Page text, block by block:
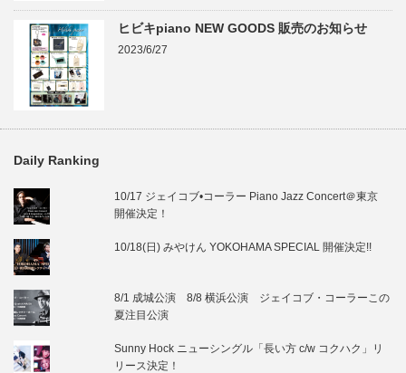
ヒビキpiano NEW GOODS 販売のお知らせ
2023/6/27
Daily Ranking
10/17 ジェイコブ•コーラー Piano Jazz Concert＠東京
開催決定！
10/18(日) みやけん YOKOHAMA SPECIAL 開催決定!!
8/1 成城公演 8/8 横浜公演 ジェイコブ・コーラーこの
夏注目公演
Sunny Hock ニューシングル「長い方 c/w コクハク」リ
リース決定！